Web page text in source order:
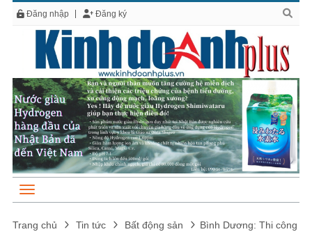
Đăng nhập Đăng ký
Trang chủ Tin tức Bất động sản Bình Dương: Thi công